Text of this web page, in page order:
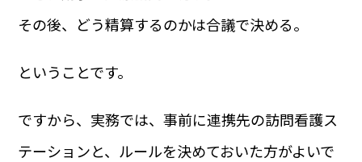
その後、どう精算するのかは合議で決める。
ということです。
ですから、実務では、事前に連携先の訪問看護ス
テーションと、ルールを決めておいた方がよいで